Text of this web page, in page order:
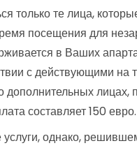
только те лица,
посещения для
в Ваших
с действующими
составляет 150 евро.
однако,